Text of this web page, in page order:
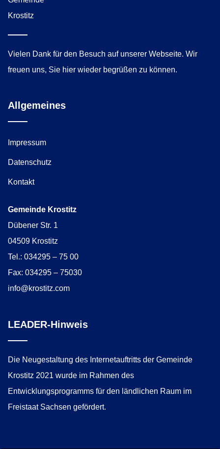
Vielen Dank für den Besuch auf unserer Webseite. Wir
freuen uns, Sie hier wieder begrüßen zu können.
Allgemeines
Impressum
Datenschutz
Kontakt
Gemeinde Krostitz
Dübener Str. 1
04509 Krostitz
Tel.: 034295 – 75 00
Fax: 034295 – 75030
info@krostitz.com
LEADER-Hinweis
Die Neugestaltung des Internetauftritts der Gemeinde
Krostitz 2021 wurde im Rahmen des
Entwicklungsprogramms für den ländlichen Raum im
Freistaat Sachsen gefördert.